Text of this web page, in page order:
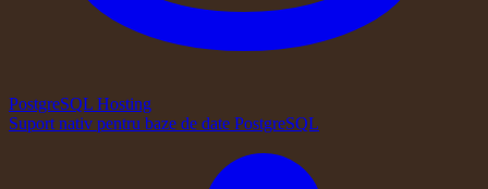
PostgreSQL Hosting
Suport nativ pentru baze de date PostgreSQL